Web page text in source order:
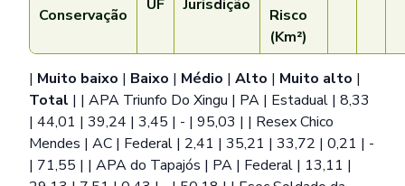
Conservação
UF Jurisdição
Risco
(Km²)
| Muito baixo | Baixo | Médio | Alto | Muito alto |
Total | | APA Triunfo Do Xingu | PA | Estadual | 8,33
| 44,01 | 39,24 | 3,45 | - | 95,03 | | Resex Chico
Mendes | AC | Federal | 2,41 | 35,21 | 33,72 | 0,21 | -
| 71,55 | | APA do Tapajós | PA | Federal | 13,11 |